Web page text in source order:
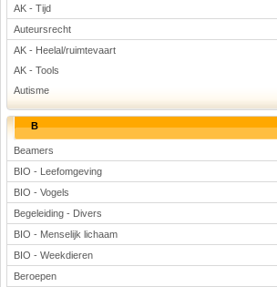
AK - Tijd
Auteursrecht
AK - Heelal/ruimtevaart
AK - Tools
Autisme
B
Beamers
BIO - Leefomgeving
BIO - Vogels
Begeleiding - Divers
BIO - Menselijk lichaam
BIO - Weekdieren
Beroepen